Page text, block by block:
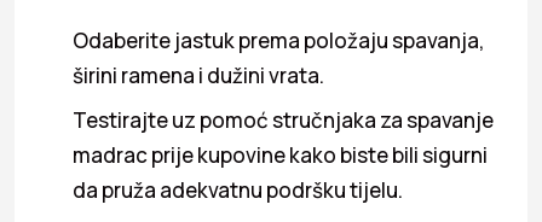
Odaberite jastuk prema položaju spavanja,
širini ramena i dužini vrata.
Testirajte uz pomoć stručnjaka za spavanje
madrac prije kupovine kako biste bili sigurni
da pruža adekvatnu podršku tijelu.